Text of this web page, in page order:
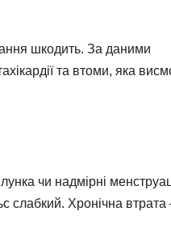
шкодить. За даними
та втоми, яка
чи надмірні
слабкий. Хронічна втрата